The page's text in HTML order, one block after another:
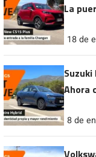
La
18 de
Suzuki
Ahora
8 de